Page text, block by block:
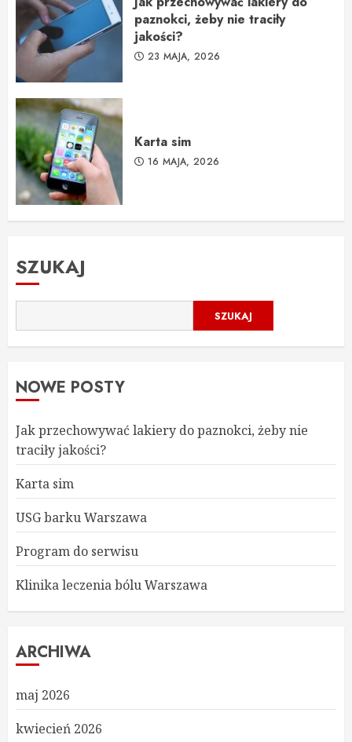
paznokci, żeby nie traciły
jakości?
23 MAJA, 2026
Karta sim
16 MAJA, 2026
SZUKAJ
SZUKAJ
NOWE POSTY
Jak przechowywać lakiery do paznokci, żeby nie
traciły jakości?
Karta sim
USG barku Warszawa
Program do serwisu
Klinika leczenia bólu Warszawa
ARCHIWA
maj 2026
kwiecień 2026